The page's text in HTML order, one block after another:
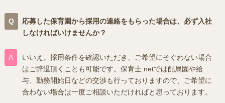
応募した保育園から採用の連絡をもらった場合は、必ず入社
しなければいけませんか？
いいえ。採用条件を確認いただき、ご希望にそぐわない場合
はご辞退頂くことも可能です。保育士.netでは配属園や給
与、勤務開始日などの交渉も行っておりますので、ご希望に
合わない場合は一度ご相談いただければと思っております。